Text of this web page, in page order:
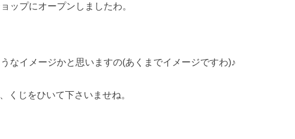
ップにオープンしましたわ。
なイメージかと思いますの(あくまでイメージですわ)♪
くじをひいて下さいませね。